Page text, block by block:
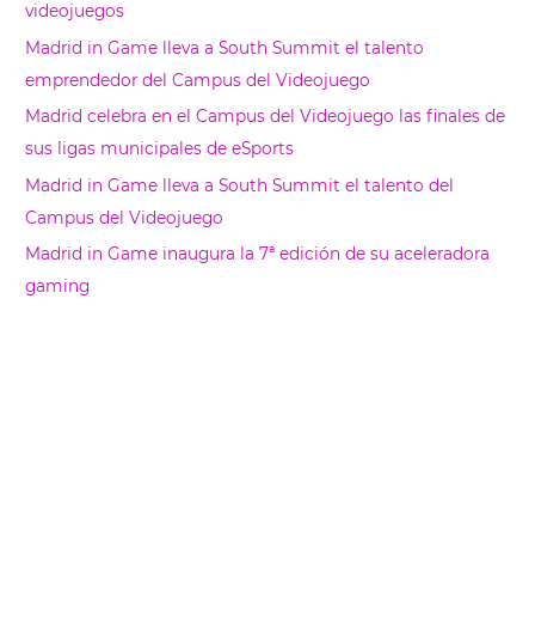
videojuegos
Madrid in Game lleva a South Summit el talento
emprendedor del Campus del Videojuego
Madrid celebra en el Campus del Videojuego las finales de
sus ligas municipales de eSports
Madrid in Game lleva a South Summit el talento del
Campus del Videojuego
Madrid in Game inaugura la 7ª edición de su aceleradora
gaming